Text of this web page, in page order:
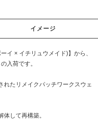
イメージ
イ × イチリュウメイド)】から、
入荷です。
れたリメイクパッチワークスウェ
して再構築。